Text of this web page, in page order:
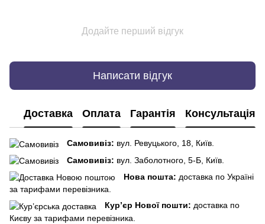
Додайте перший відгук
Написати відгук
Доставка Оплата Гарантія Консультація
Самовивіз: вул. Ревуцького, 18, Київ.
Самовивіз: вул. Заболотного, 5-Б, Київ.
Нова пошта: доставка по Україні
за тарифами перевізника.
Кур’єр Нової пошти: доставка по
Києву за тарифами перевізника.